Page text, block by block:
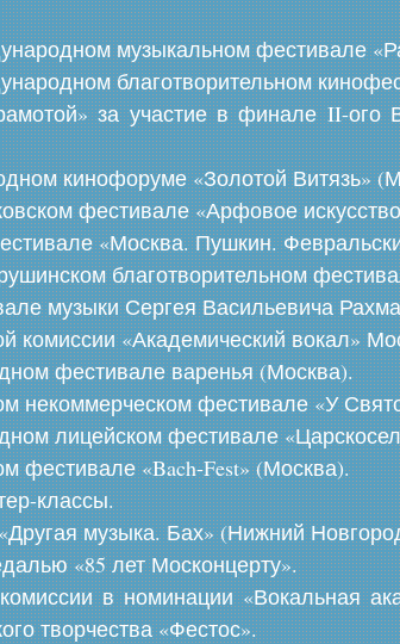
музыкальном фестивале
благотворительном
за участие в финале II-ого
кинофоруме «Золотой Витязь»
фестивале «Арфовое
«Москва. Пушкин.
благотворительном
музыки Сергея Васильевича
комиссии «Академический вокал»
фестивале варенья (Москва).
некоммерческом фестивале «У
лицейском фестивале
фестивале «Bach-Fest» (Москва).
классы.
музыка. Бах» (Нижний
«85 лет Москонцерту».
в номинации «Вокальная
творчества «Фестос».